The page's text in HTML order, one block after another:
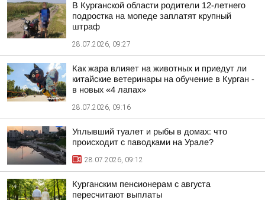
В Курганской области родители 12-летнего
подростка на мопеде заплатят крупный
штраф
28.07.2026, 09:27
Как жара влияет на животных и приедут ли
китайские ветеринары на обучение в Курган -
в новых «4 лапах»
28.07.2026, 09:16
Уплывший туалет и рыбы в домах: что
происходит с паводками на Урале?
28.07.2026, 09:12
Курганским пенсионерам с августа
пересчитают выплаты